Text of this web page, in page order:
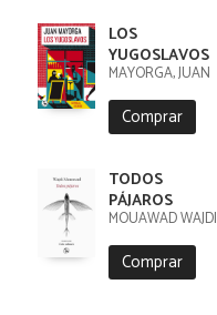
LOS
YUGOSLAVOS
MAYORGA, JUAN
Comprar
TODOS
PÁJAROS
MOUAWAD WAJDI
Comprar